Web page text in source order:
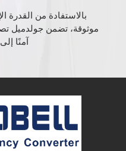
بالاستفادة من القدرة
موثوقة، تضمن جولدميل
آمنًا